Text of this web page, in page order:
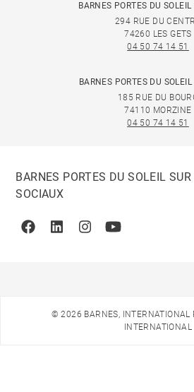
BARNES PORTES DU SOLEIL
294 RUE DU
74260 LES GETS
04 50 74 14 51
BARNES PORTES DU
185 RUE DU
74110 MORZINE
04 50 74 14 51
BARNES PORTES DU SOLEIL
SOCIAUX
FacebookLinkedinInstagramYoutube
© 2026 BARNES, INTERNATIONAL
INTERNATIONAL